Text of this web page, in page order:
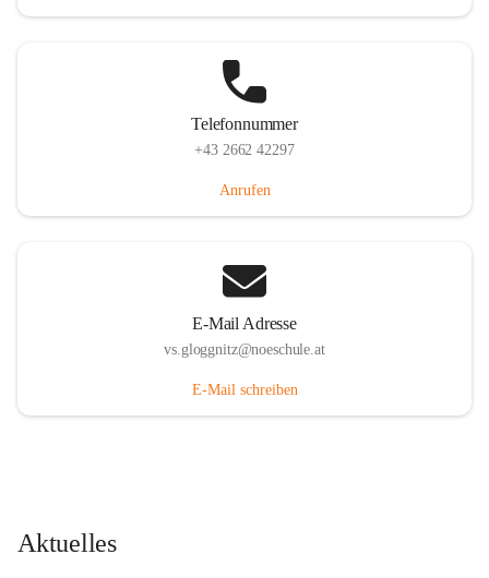
Telefonnummer
+43 2662 42297
Anrufen
E-Mail Adresse
vs.gloggnitz@noeschule.at
E-Mail schreiben
Aktuelles